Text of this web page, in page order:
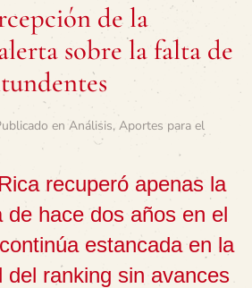
de la
sobre la falta de
en Análisis, Aportes para el
recuperó apenas la
de hace dos años en el
estancada en la
del ranking sin avances